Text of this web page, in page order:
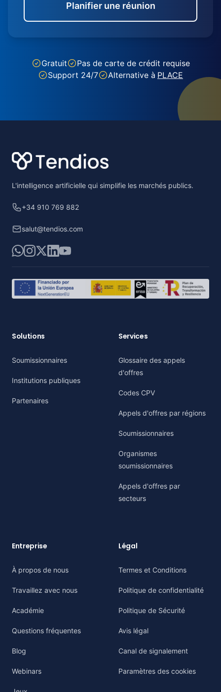
Planifier une réunion
Gratuit
Pas de carte de crédit requise
Support 24/7
Alternative à PLACE
L'intelligence artificielle qui simplifie les marchés publics.
+34 910 769 882
salut@tendios.com
WhatsApp
Instagram
X LinkedIn
YouTube
Solutions
Soumissionnaires
Institutions publiques
Partenaires
Services
Glossaire des appels
d'offres
Codes CPV
Appels d'offres par régions
Soumissionnaires
Organismes
soumissionnaires
Appels d'offres par
secteurs
Entreprise
À propos de nous
Travaillez avec nous
Académie
Questions fréquentes
Blog
Webinars
Légal
Termes et Conditions
Politique de confidentialité
Politique de Sécurité
Avis légal
Canal de signalement
Paramètres des cookies